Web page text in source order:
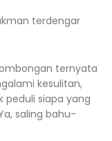
terdengar
ternyata
kesulitan,
peduli siapa yang
saling bahu-